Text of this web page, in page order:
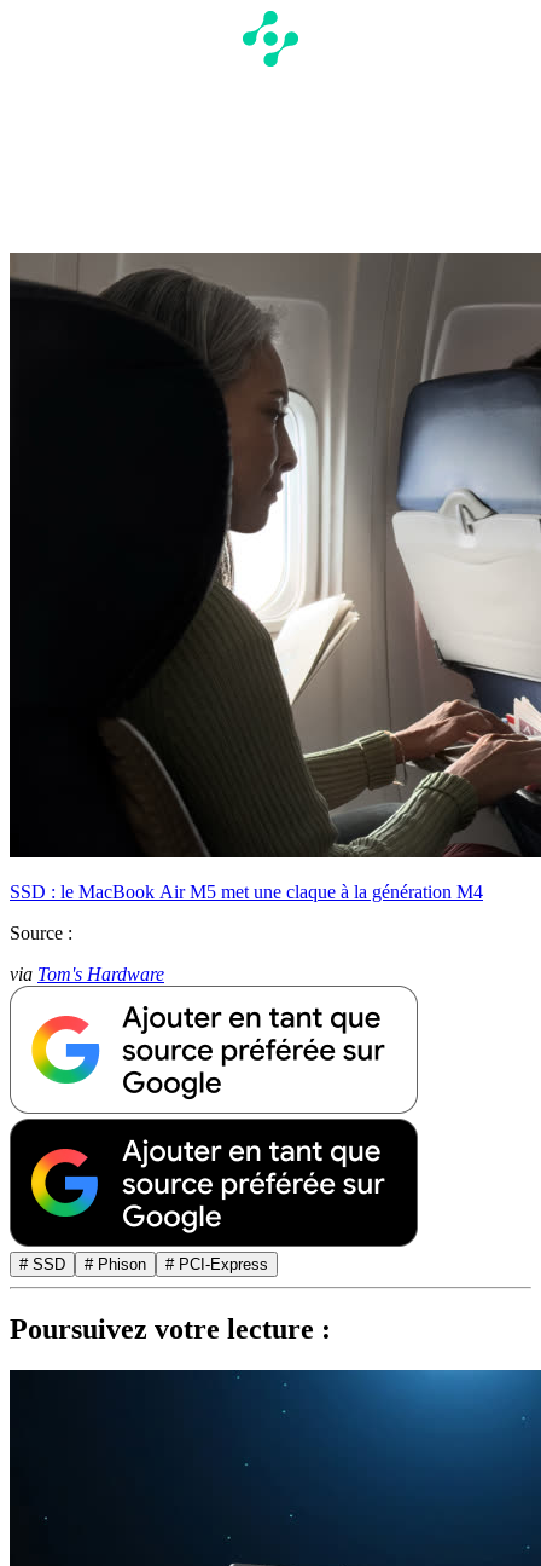
SSD : le MacBook Air M5 met une claque à la génération M4
Source :
via Tom's Hardware
# SSD # Phison # PCI-Express
Poursuivez votre lecture :